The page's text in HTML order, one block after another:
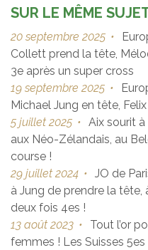
SUR LE MÊME
20 septembre 2025 •
Collett prend la tête,
3e après un super cross
19 septembre 2025 •
Michael Jung en tête,
5 juillet 2025 • Aix sourit
aux Néo-Zélandais, au
course !
29 juillet 2024 • JO de
à Jung de prendre la tête,
deux fois 4es !
13 août 2023 •
Tout l’or
femmes ! Les Suisses 5es